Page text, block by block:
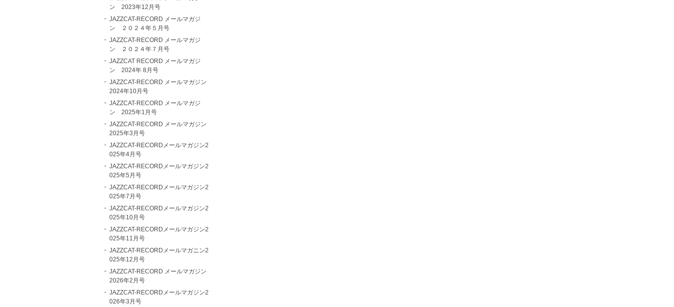
ン 2023年12月号
JAZZCAT-RECORD メールマガジ
ン ２０２４年５月号
JAZZCAT-RECORD メールマガジ
ン ２０２４年７月号
JAZZCAT RECORD メールマガジ
ン 2024年 8月号
JAZZCAT-RECORD メールマガジン
2024年10月号
JAZZCAT-RECORD メールマガジ
ン 2025年1月号
JAZZCAT-RECORD メールマガジン
2025年3月号
JAZZCAT-RECORDメールマガジン2
025年4月号
JAZZCAT-RECORDメールマガジン2
025年5月号
JAZZCAT-RECORDメールマガジン2
025年7月号
JAZZCAT-RECORDメールマガジン2
025年10月号
JAZZCAT-RECORDメールマガジン2
025年11月号
JAZZCAT-RECORDメールマガニン2
025年12月号
JAZZCAT-RECORD メールマガジン
2026年2月号
JAZZCAT-RECORDメールマガジン2
026年3月号